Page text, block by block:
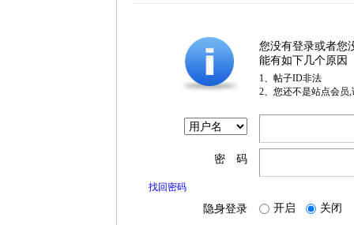
您没有登录或者您
能有如下几个原因
1、帖子ID非法
2、您还不是站点会员
密 码
找回密码
隐身登录 开启 关闭